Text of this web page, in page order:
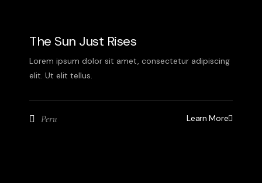
The Sun Just Rises
Lorem ipsum dolor sit amet, consectetur adipiscing
elit. Ut elit tellus.
Peru Learn More